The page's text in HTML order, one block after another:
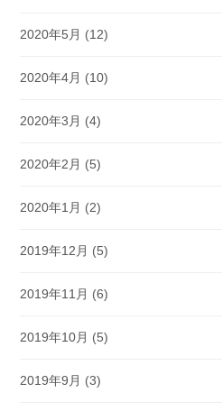
2020年5月 (12)
2020年4月 (10)
2020年3月 (4)
2020年2月 (5)
2020年1月 (2)
2019年12月 (5)
2019年11月 (6)
2019年10月 (5)
2019年9月 (3)